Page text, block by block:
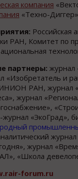
компания
«Техно-
Российская
РАН, Комитет по
партнеры: журнал
«Изобретатель и
РАН, журнал
журнал
журнал «ЭкоГрад»,
журнал
«Школа
forum.ru